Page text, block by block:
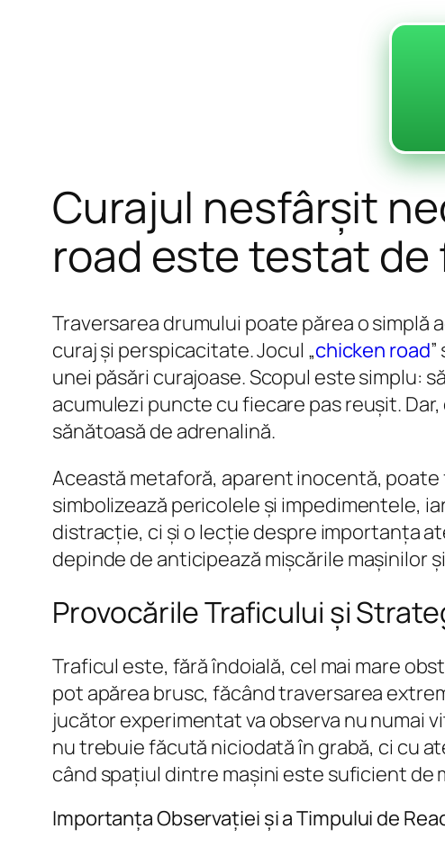
Curajul nesfârșit
road este testat
Traversarea drumului poate părea o
curaj și perspicacitate. Jocul „chicken road
unei păsări curajoase. Scopul este simplu:
acumulezi puncte cu fiecare pas reușit.
sănătoasă de adrenalină.
Această metaforă, aparent inocentă,
simbolizează pericolele și impedimentele,
distracție, ci și o lecție despre importanța
depinde de anticipează mișcările mașinilor
Provocările Traficului și
Traficul este, fără îndoială, cel mai mare
pot apărea brusc, făcând traversarea
jucător experimentat va observa nu numai
nu trebuie făcută niciodată în grabă, ci cu
când spațiul dintre mașini este suficient de
Importanța Observației și a Timpului de